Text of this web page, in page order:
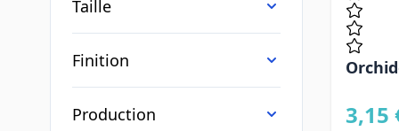
Taille
Finition
Production 3,15